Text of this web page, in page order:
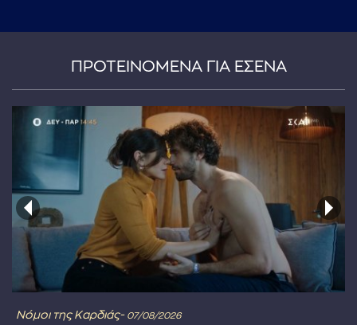
ΠΡΟΤΕΙΝΟΜΕΝΑ ΓΙΑ ΕΣΕΝΑ
Νόμοι της Καρδιάς- 07/08/2026